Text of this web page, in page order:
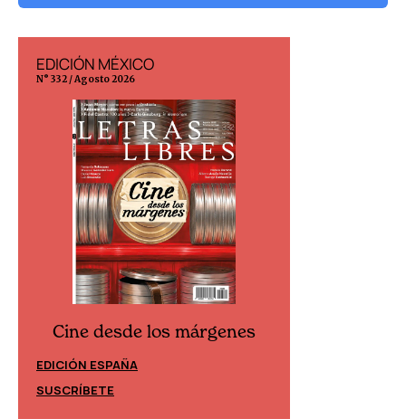
EDICIÓN MÉXICO
N° 332 / Agosto 2026
Cine desde los márgenes
EDICIÓN ESPAÑA
SUSCRÍBETE